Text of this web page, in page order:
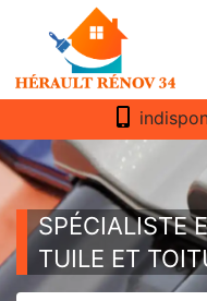
SPÉCIALISTE
TUILE ET